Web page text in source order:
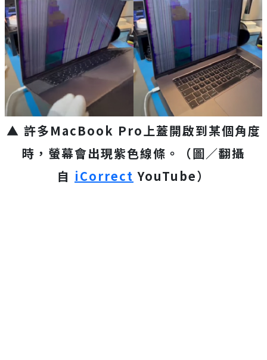
▲ 許多MacBook Pro上蓋開啟到某個角度
時，螢幕會出現紫色線條。（圖／翻攝
自 iCorrect YouTube）